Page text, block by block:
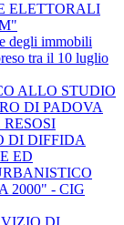
ELETTORALI
degli immobili
tra il 10 luglio
ALLO STUDIO
DI PADOVA
DI DIFFIDA
ED
2000" - CIG
DI